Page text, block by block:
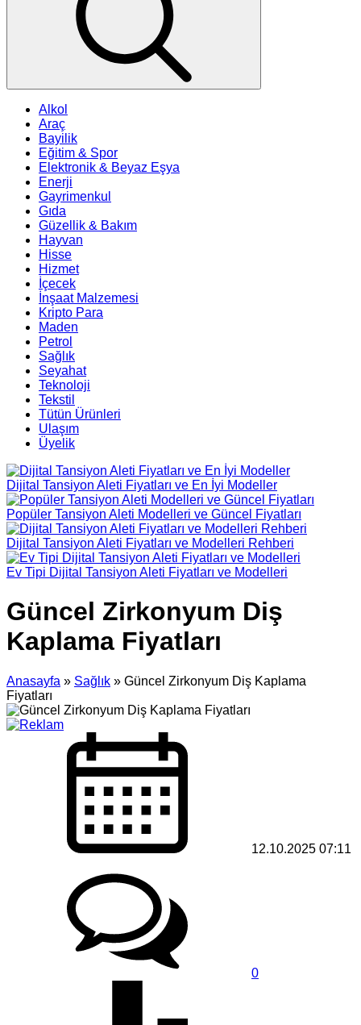
Alkol
Araç
Bayilik
Eğitim & Spor
Elektronik & Beyaz Eşya
Enerji
Gayrimenkul
Gıda
Güzellik & Bakım
Hayvan
Hisse
Hizmet
İçecek
İnşaat Malzemesi
Kripto Para
Maden
Petrol
Sağlık
Seyahat
Teknoloji
Tekstil
Tütün Ürünleri
Ulaşım
Üyelik
Dijital Tansiyon Aleti Fiyatları ve En İyi Modeller
Popüler Tansiyon Aleti Modelleri ve Güncel Fiyatları
Dijital Tansiyon Aleti Fiyatları ve Modelleri Rehberi
Ev Tipi Dijital Tansiyon Aleti Fiyatları ve Modelleri
Güncel Zirkonyum Diş
Kaplama Fiyatları
Anasayfa » Sağlık » Güncel Zirkonyum Diş Kaplama
Fiyatları
12.10.2025 07:11
0